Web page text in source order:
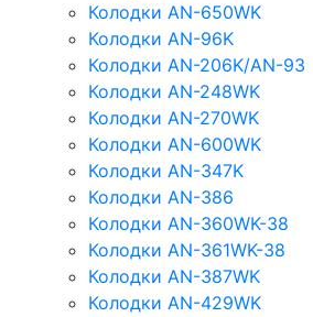
Колодки AN-650WK
Колодки AN-96K
Колодки AN-206K/AN-93
Колодки AN-248WK
Колодки AN-270WK
Колодки AN-600WK
Колодки AN-347K
Колодки AN-386
Колодки AN-360WK-38
Колодки AN-361WK-38
Колодки AN-387WK
Колодки AN-429WK